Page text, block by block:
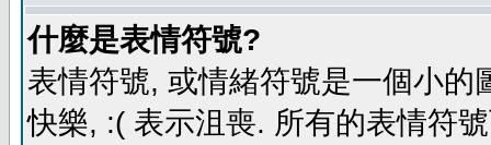
什麼是表情符號?
表情符號, 或情緒符號是一個小
快樂, :( 表示沮喪. 所有的表情符